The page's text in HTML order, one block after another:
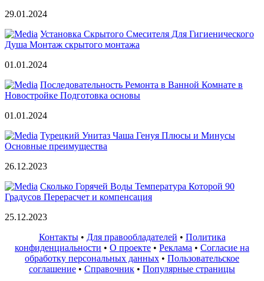
29.01.2024
Установка Скрытого Смесителя Для Гигиенического
Душа Монтаж скрытого монтажа
01.01.2024
Последовательность Ремонта в Ванной Комнате в
Новостройке Подготовка основы
01.01.2024
Турецкий Унитаз Чаша Генуя Плюсы и Минусы
Основные преимущества
26.12.2023
Сколько Горячей Воды Температура Которой 90
Градусов Перерасчет и компенсация
25.12.2023
Контакты• Для правообладателей • Политика
конфиденциальности • О проекте • Реклама • Согласие на
обработку персональных данных • Пользовательское
соглашение • Справочник • Популярные страницы